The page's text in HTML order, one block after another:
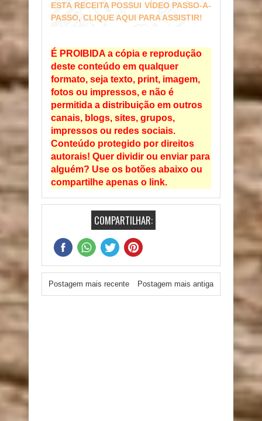
ESTA RECEITA POSSUI VÍDEO PASSO-A-
PASSO, CLIQUE AQUI PARA ASSISTIR!
É PROIBIDA a cópia e reprodução
deste conteúdo em qualquer
formato, seja texto, print, imagem,
fotos ou impressos, e não é
permitida a distribuição em outros
canais, blogs, sites, grupos,
impressos ou redes sociais.
Conteúdo protegido por direitos
autorais! Quer dividir ou enviar para
alguém? Use os botões abaixo ou
compartilhe apenas o link.
COMPARTILHAR:
Postagem mais recente Postagem mais antiga